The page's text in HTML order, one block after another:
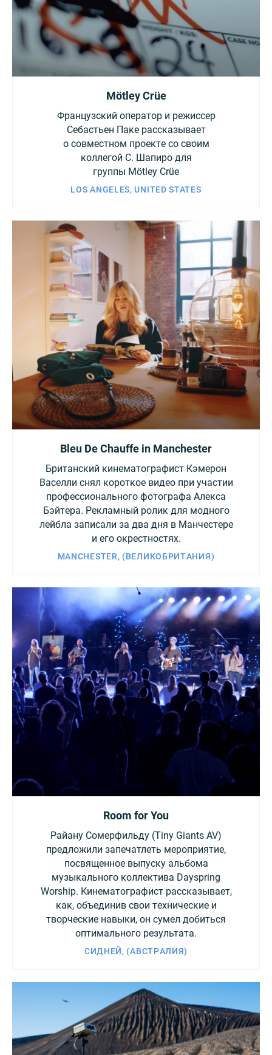
Mötley Crüe
Французский оператор и режиссер
Себастьен Паке рассказывает
о совместном проекте со своим
коллегой С. Шапиро для
группы Mötley Crüe
LOS ANGELES, UNITED STATES
Bleu De Chauffe in Manchester
Британский кинематографист Кэмерон
Васелли снял короткое видео при участии
профессионального фотографа Алекса
Бэйтера. Рекламный ролик для модного
лейбла записали за два дня в Манчестере
и его окрестностях.
MANCHESTER, (ВЕЛИКОБРИТАНИЯ)
Room for You
Райану Сомерфильду (Tiny Giants AV)
предложили запечатлеть мероприятие,
посвященное выпуску альбома
музыкального коллектива Dayspring
Worship. Кинематографист рассказывает,
как, объединив свои технические и
творческие навыки, он сумел добиться
оптимального результата.
СИДНЕЙ, (АВСТРАЛИЯ)